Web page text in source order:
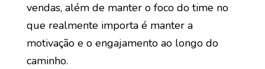
vendas, além de manter o foco do time no
que realmente importa é manter a
motivação e o engajamento ao longo do
caminho.